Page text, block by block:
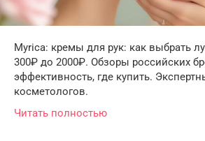
Myrica: кремы для рук: как выбрать
300₽ до 2000₽. Обзоры российских
эффективность, где купить.
косметологов.
Читать полностью